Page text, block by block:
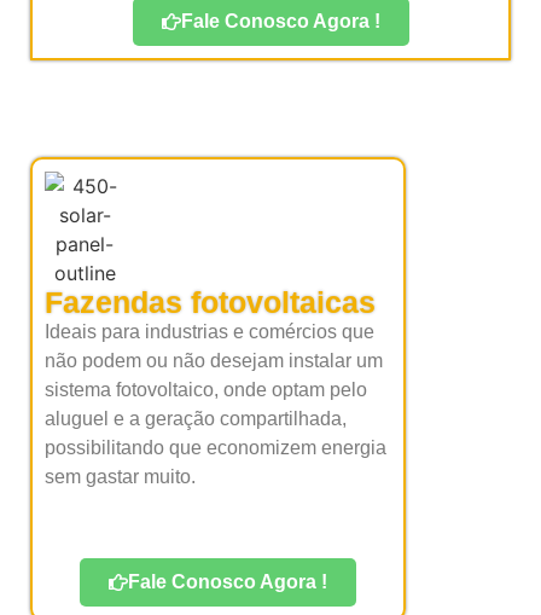
Fale Conosco Agora !
Fazendas fotovoltaicas
Ideais para industrias e comércios que
não podem ou não desejam instalar um
sistema fotovoltaico, onde optam pelo
aluguel e a geração compartilhada,
possibilitando que economizem energia
sem gastar muito.
Fale Conosco Agora !